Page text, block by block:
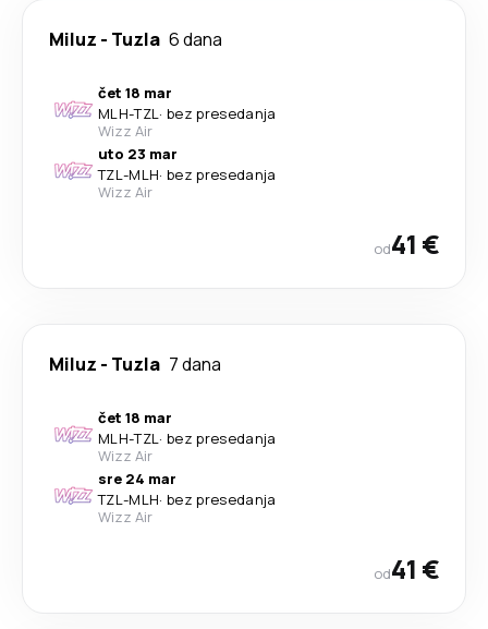
Miluz - Tuzla 6 dana
čet 18 mar
MLH-TZL· bez presedanja
Wizz Air
uto 23 mar
TZL-MLH· bez presedanja
Wizz Air
od41 €
Miluz - Tuzla 7 dana
čet 18 mar
MLH-TZL· bez presedanja
Wizz Air
sre 24 mar
TZL-MLH· bez presedanja
Wizz Air
od41 €